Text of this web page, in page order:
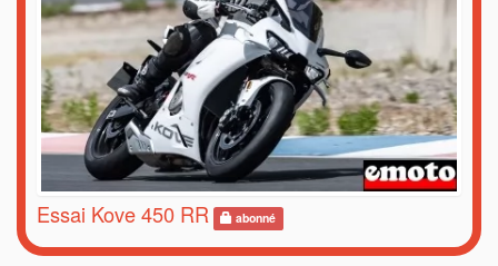
Essai Kove 450 RR abonné